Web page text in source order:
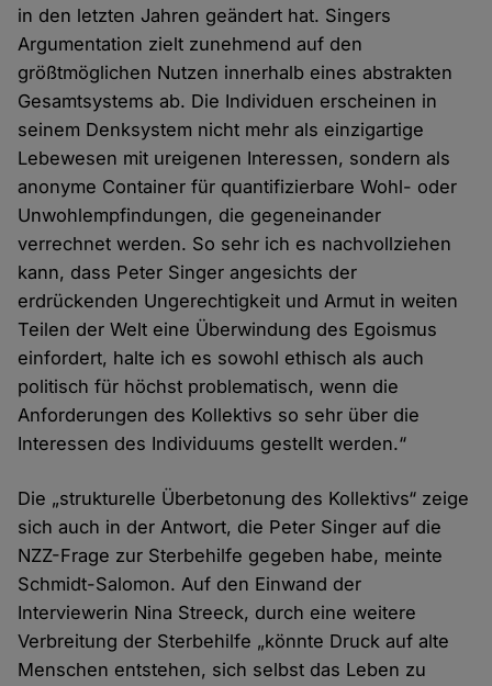
in den letzten Jahren geändert hat. Singers
Argumentation zielt zunehmend auf den
größtmöglichen Nutzen innerhalb eines abstrakten
Gesamtsystems ab. Die Individuen erscheinen in
seinem Denksystem nicht mehr als einzigartige
Lebewesen mit ureigenen Interessen, sondern als
anonyme Container für quantifizierbare Wohl- oder
Unwohlempfindungen, die gegeneinander
verrechnet werden. So sehr ich es nachvollziehen
kann, dass Peter Singer angesichts der
erdrückenden Ungerechtigkeit und Armut in weiten
Teilen der Welt eine Überwindung des Egoismus
einfordert, halte ich es sowohl ethisch als auch
politisch für höchst problematisch, wenn die
Anforderungen des Kollektivs so sehr über die
Interessen des Individuums gestellt werden.“
Die „strukturelle Überbetonung des Kollektivs“ zeige
sich auch in der Antwort, die Peter Singer auf die
NZZ-Frage zur Sterbehilfe gegeben habe, meinte
Schmidt-Salomon. Auf den Einwand der
Interviewerin Nina Streeck, durch eine weitere
Verbreitung der Sterbehilfe „könnte Druck auf alte
Menschen entstehen, sich selbst das Leben zu